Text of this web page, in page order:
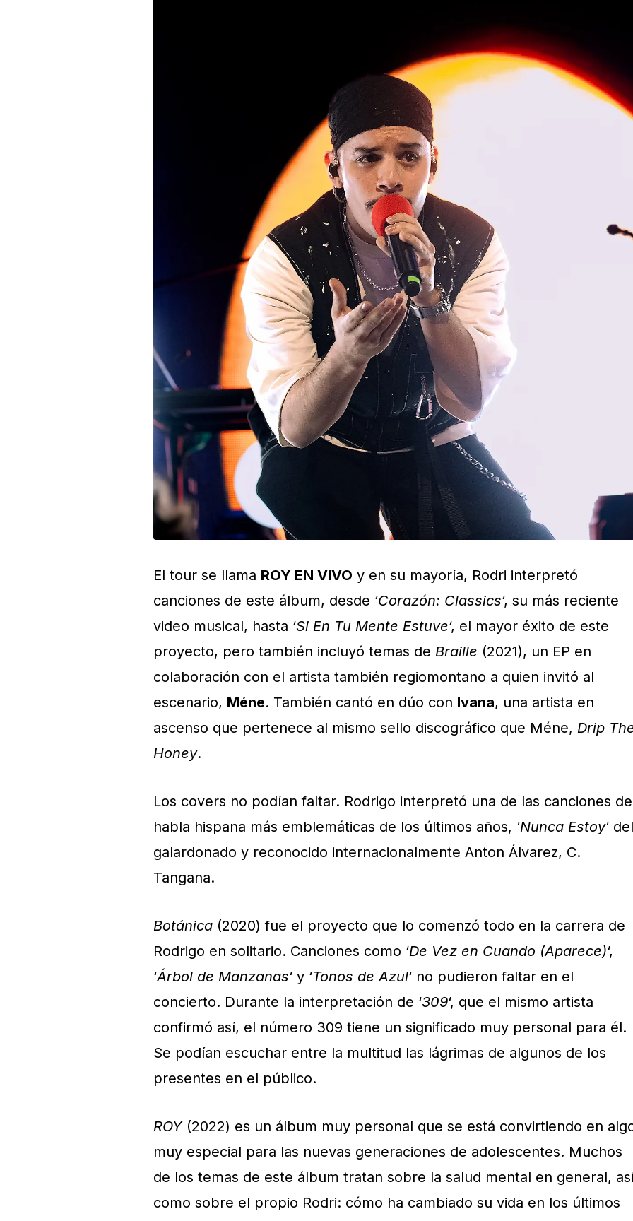
El tour se llama ROY EN VIVO y en su mayoría, Rodri interpretó
canciones de este álbum, desde ‘Corazón: Classics‘, su más reciente
video musical, hasta ‘Si En Tu Mente Estuve‘, el mayor éxito de este
proyecto, pero también incluyó temas de Braille (2021), un EP en
colaboración con el artista también regiomontano a quien invitó al
escenario, Méne. También cantó en dúo con Ivana, una artista en
ascenso que pertenece al mismo sello discográfico que Méne, Drip
Honey.
Los covers no podían faltar. Rodrigo interpretó una de las canciones de
habla hispana más emblemáticas de los últimos años, ‘Nunca Estoy‘ del
galardonado y reconocido internacionalmente Anton Álvarez, C.
Tangana.
Botánica (2020) fue el proyecto que lo comenzó todo en la carrera de
Rodrigo en solitario. Canciones como ‘De Vez en Cuando (Aparece)‘,
‘Árbol de Manzanas‘ y ‘Tonos de Azul‘ no pudieron faltar en el
concierto. Durante la interpretación de ‘309‘, que el mismo artista
confirmó así, el número 309 tiene un significado muy personal para él.
Se podían escuchar entre la multitud las lágrimas de algunos de los
presentes en el público.
ROY(2022) es un álbum muy personal que se está convirtiendo en
muy especial para las nuevas generaciones de adolescentes. Muchos
de los temas de este álbum tratan sobre la salud mental en general,
como sobre el propio Rodri: cómo ha cambiado su vida en los últimos